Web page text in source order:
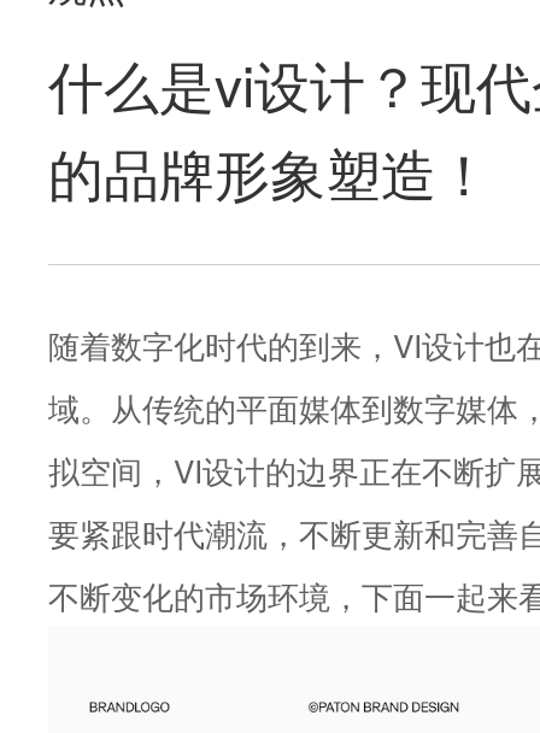
什么是vi设计？现
的品牌形象塑造！
随着数字化时代的到来，VI设计也
域。从传统的平面媒体到数字媒体
拟空间，VI设计的边界正在不断扩
要紧跟时代潮流，不断更新和完善
不断变化的市场环境，下面一起来